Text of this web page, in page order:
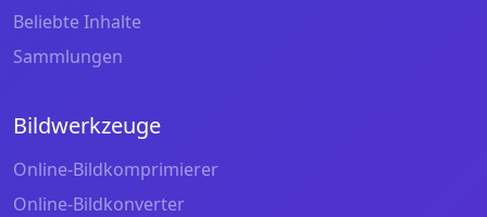
Beliebte Inhalte
Sammlungen
Bildwerkzeuge
Online-Bildkomprimierer
Online-Bildkonverter